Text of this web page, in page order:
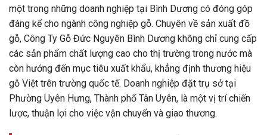
một trong những doanh nghiệp tại Bình Dương có đóng góp
đáng kể cho ngành công nghiệp gỗ. Chuyên về sản xuất đồ
gỗ, Công Ty Gỗ Đức Nguyên Bình Dương không chỉ cung cấp
các sản phẩm chất lượng cao cho thị trường trong nước mà
còn hướng đến mục tiêu xuất khẩu, khẳng định thương hiệu
gỗ Việt trên trường quốc tế. Doanh nghiệp đặt trụ sở tại
Phường Uyên Hưng, Thành phố Tân Uyên, là một vị trí chiến
lược, thuận lợi cho việc vận chuyển và giao thương.